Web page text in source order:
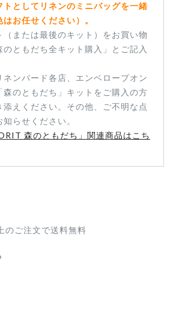
トとしてリネンのミニバッグを一緒
お任せください）。
（または最後のキット）をお買い物
ともだち全キット購入」とご記入
ネンバード各店、エンベロープオン
森のともだち」キットをご購入の方
添えください。その他、ご不明な点
らせください。
森のともだち」関連商品はこち
のご注文で送料無料